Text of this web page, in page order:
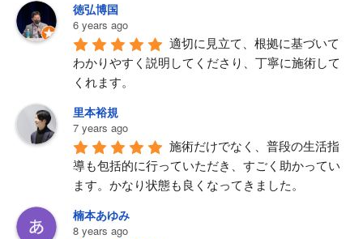
徳弘博国
6 years ago
適切に見立て、根拠に基づいて
わかりやすく説明してくださり、丁寧に施術して
くれます。
里本裕規
7 years ago
施術だけでなく、普段の生活指
導も包括的に行っていただき、すごく助かってい
ます。かなり状態も良くなってきました。
楠本あゆみ
8 years ago